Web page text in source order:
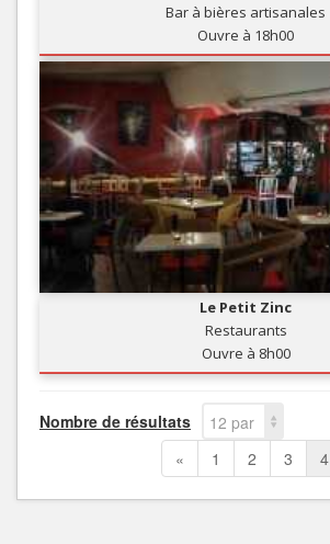
Bar à bières artisanales
Ouvre à 18h00
Le Petit Zinc
Restaurants
Ouvre à 8h00
Nombre de résultats
12 par
page
« 1 2 3 4